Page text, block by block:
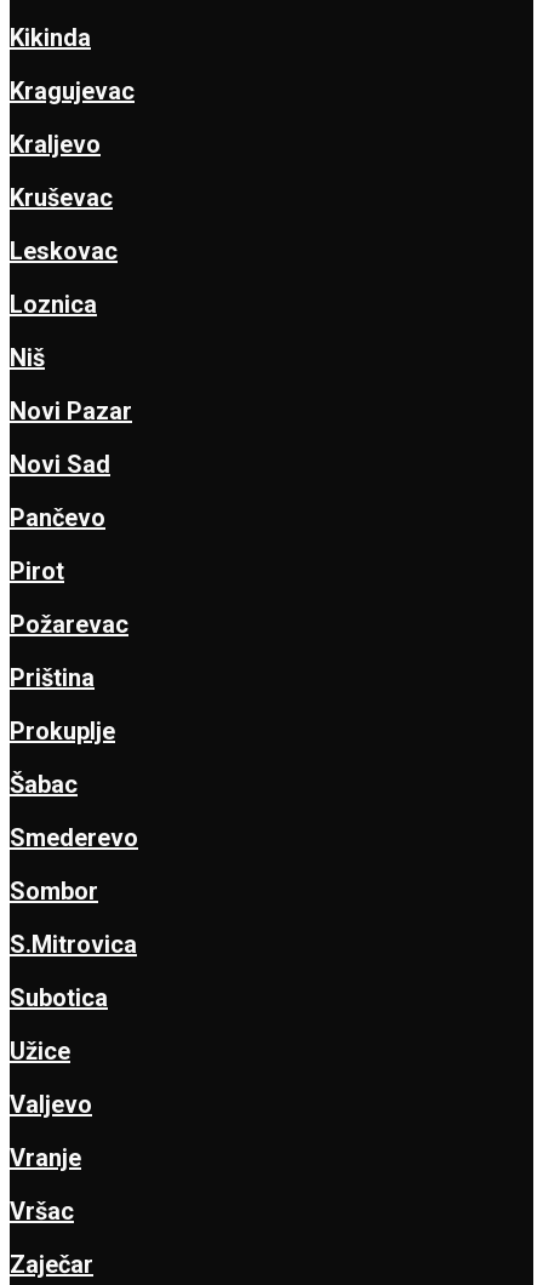
Kikinda
Kragujevac
Kraljevo
Kruševac
Leskovac
Loznica
Niš
Novi Pazar
Novi Sad
Pančevo
Pirot
Požarevac
Priština
Prokuplje
Šabac
Smederevo
Sombor
S.Mitrovica
Subotica
Užice
Valjevo
Vranje
Vršac
Zaječar